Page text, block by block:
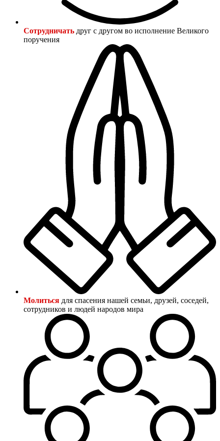
Сотрудничать друг с другом во исполнение Великого
поручения
Молиться для спасения нашей семьи, друзей, соседей,
сотрудников и людей народов мира